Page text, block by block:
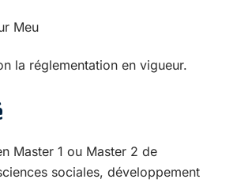
Meu
la réglementation en vigueur.
Master 1 ou Master 2 de
sociales, développement